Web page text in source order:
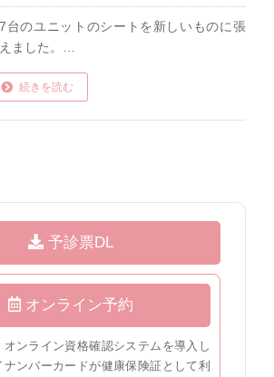
台のユニットのシートを新しいものに張
ました。…
続きを読む
予診票DL
オンライン予約
オンライン資格確認システムを導入し
ナンバーカードが健康保険証として利